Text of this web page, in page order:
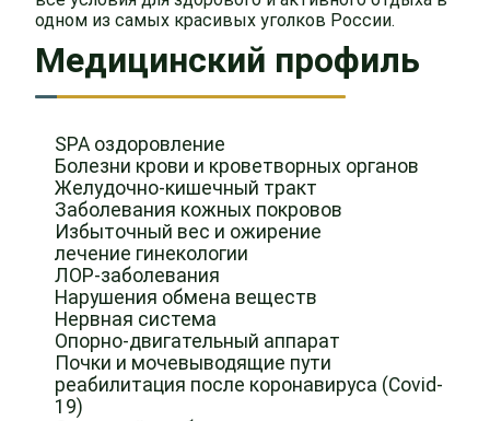
одном из самых красивых уголков России.
Медицинский профиль
SPA оздоровление
Болезни крови и кроветворных органов
Желудочно-кишечный тракт
Заболевания кожных покровов
Избыточный вес и ожирение
лечение гинекологии
ЛОР-заболевания
Нарушения обмена веществ
Нервная система
Опорно-двигательный аппарат
Почки и мочевыводящие пути
реабилитация после коронавируса (Covid-
19)